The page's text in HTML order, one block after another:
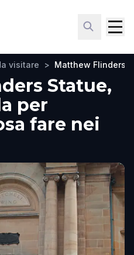
visitare > Matthew Flinders
Statue,
per
fare nei